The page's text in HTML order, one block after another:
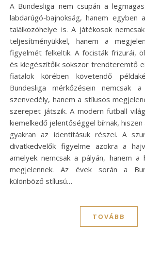
A Bundesliga nem csupán a legmagasabb szintű német
labdarúgó-bajnokság, hanem
találkozóhelye is. A játékosok
teljesítményükkel, hanem a
figyelmét felkeltik. A focisták frizurái,
és kiegészítőik sokszor trendteremtő
fiatalok körében követendő
Bundesliga mérkőzésein nemcsak
szenvedély, hanem a stílusos
szerepet játszik. A modern futball
kiemelkedő jelentőséggel bírnak,
gyakran az identitásuk részei. A
divatkedvelők figyelme azokra a
amelyek nemcsak a pályán, hanem a
megjelennek. Az évek során a
különböző stílusú…
TOVÁBB